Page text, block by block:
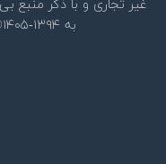
غیر تجاری و با ذکر منبع
به ۱۳۹۴-۱۴۰۵©